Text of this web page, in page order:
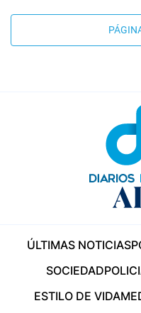
ÚLTIMAS NOTICIAS
SOCIEDAD
ESTILO DE VIDA